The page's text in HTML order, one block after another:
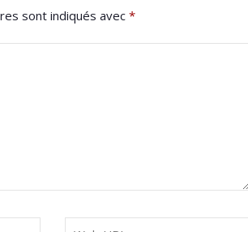
sont indiqués avec*